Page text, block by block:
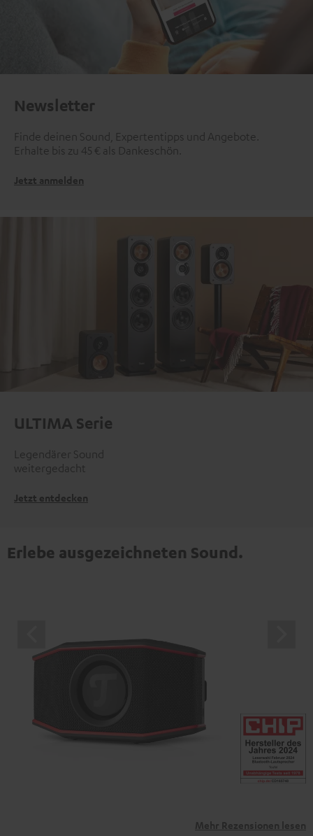
Newsletter
Finde deinen Sound, Expertentipps und Angebote.
Erhalte bis zu 45 € als Dankeschön.
Jetzt anmelden
ULTIMA Serie
Legendärer Sound
weitergedacht
Jetzt entdecken
Erlebe ausgezeichneten Sound.
Mehr Rezensionen lesen